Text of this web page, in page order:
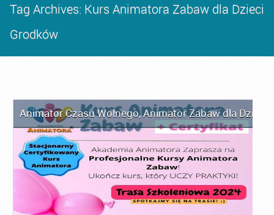
Tag Archives: Kurs Animatora Zabaw dla Dzieci
Grodków
Animator Czasu Wolnego,Animator Zabaw dla Dzieci